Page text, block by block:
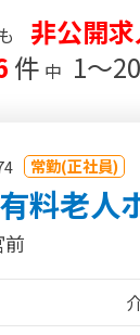
非公開
件 中 1〜20
常勤(正社員)
料老人